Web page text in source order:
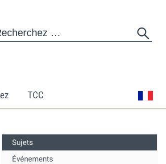
TCC
Sujets
Événements